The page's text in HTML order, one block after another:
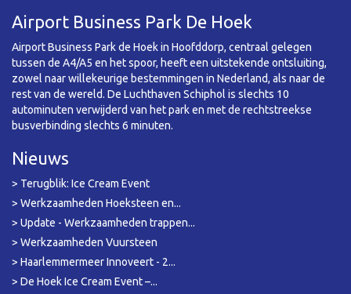
Airport Business Park De Hoek
Airport Business Park de Hoek in Hoofddorp, centraal gelegen
tussen de A4/A5 en het spoor, heeft een uitstekende ontsluiting,
zowel naar willekeurige bestemmingen in Nederland, als naar de
rest van de wereld. De Luchthaven Schiphol is slechts 10
autominuten verwijderd van het park en met de rechtstreekse
busverbinding slechts 6 minuten.
Nieuws
> Terugblik: Ice Cream Event
> Werkzaamheden Hoeksteen en...
> Update - Werkzaamheden trappen...
> Werkzaamheden Vuursteen
> Haarlemmermeer Innoveert - 2...
> De Hoek Ice Cream Event –...